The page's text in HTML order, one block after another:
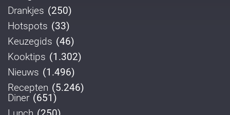
Drankjes (250)
Hotspots (33)
Keuzegids (46)
Kooktips (1.302)
Nieuws (1.496)
Recepten (5.246)
Diner (651)